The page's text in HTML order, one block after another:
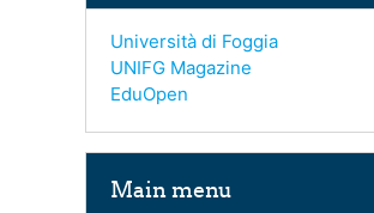
Università di Foggia
UNIFG Magazine
EduOpen
Main menu